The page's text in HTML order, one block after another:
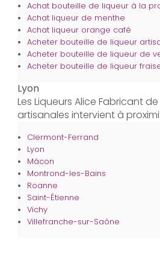
Achat bouteille de liqueur à la
Achat liqueur de menthe
Achat liqueur orange café
Acheter bouteille de liqueur
Acheter bouteille de liqueur de
Acheter bouteille de liqueur
Lyon
Les Liqueurs Alice Fabricant
artisanales intervient à
Clermont-Ferrand
Lyon
Mâcon
Montrond-les-Bains
Roanne
Saint-Étienne
Vichy
Villefranche-sur-Saône